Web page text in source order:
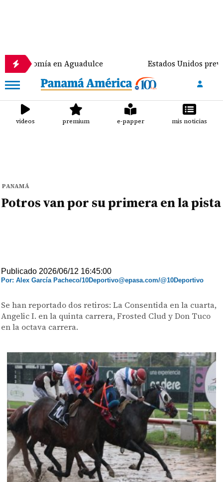
en Aguadulce Estados Unidos prevé
videos premium e-papper mis noticias
PANAMÁ
Potros van por su primera en la pista
Publicado 2026/06/12 16:45:00
Por: Alex García Pacheco/10Deportivo@epasa.com/@10Deportivo
Se han reportado dos retiros: La Consentida en la cuarta,
Angelic I. en la quinta carrera, Frosted Clud y Don Tuco
en la octava carrera.